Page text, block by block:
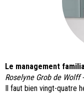
Le management
Roselyne Grob de
Il faut bien vingt-quatre